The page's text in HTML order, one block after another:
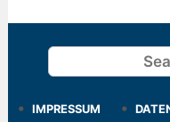
Suchen
IMPRESSUM